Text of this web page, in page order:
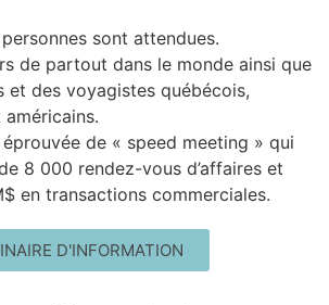
sont attendues.
de partout dans le monde ainsi que
et des voyagistes québécois,
de « speed meeting » qui
8 000 rendez-vous d’affaires et
en transactions commerciales.
D'INFORMATION